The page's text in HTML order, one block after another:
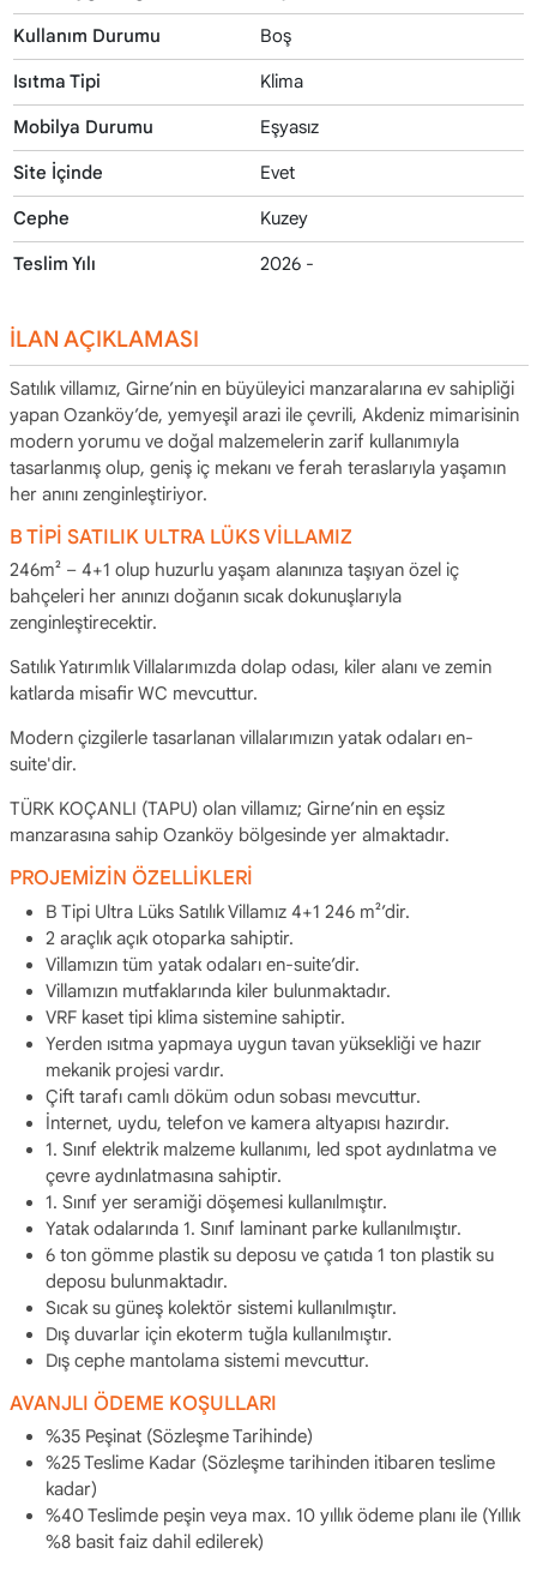
Kullanım Durumu Boş
Isıtma Tipi Klima
Mobilya Durumu Eşyasız
Site İçinde Evet
Cephe Kuzey
Teslim Yılı 2026 -
İLAN AÇIKLAMASI
Satılık villamız, Girne’nin en büyüleyici manzaralarına ev sahipliği
yapan Ozanköy’de, yemyeşil arazi ile çevrili, Akdeniz mimarisinin
modern yorumu ve doğal malzemelerin zarif kullanımıyla
tasarlanmış olup, geniş iç mekanı ve ferah teraslarıyla yaşamın
her anını zenginleştiriyor.
B TİPİ SATILIK ULTRA LÜKS VİLLAMIZ
246m² – 4+1 olup huzurlu yaşam alanınıza taşıyan özel iç
bahçeleri her anınızı doğanın sıcak dokunuşlarıyla
zenginleştirecektir.
Satılık Yatırımlık Villalarımızda dolap odası, kiler alanı ve zemin
katlarda misafir WC mevcuttur.
Modern çizgilerle tasarlanan villalarımızın yatak odaları en-
suite'dir.
TÜRK KOÇANLI (TAPU) olan villamız; Girne’nin en eşsiz
manzarasına sahip Ozanköy bölgesinde yer almaktadır.
PROJEMİZİN ÖZELLİKLERİ
B Tipi Ultra Lüks Satılık Villamız 4+1 246 m²’dir.
2 araçlık açık otoparka sahiptir.
Villamızın tüm yatak odaları en-suite’dir.
Villamızın mutfaklarında kiler bulunmaktadır.
VRF kaset tipi klima sistemine sahiptir.
Yerden ısıtma yapmaya uygun tavan yüksekliği ve hazır
mekanik projesi vardır.
Çift tarafı camlı döküm odun sobası mevcuttur.
İnternet, uydu, telefon ve kamera altyapısı hazırdır.
1. Sınıf elektrik malzeme kullanımı, led spot aydınlatma ve
çevre aydınlatmasına sahiptir.
1. Sınıf yer seramiği döşemesi kullanılmıştır.
Yatak odalarında 1. Sınıf laminant parke kullanılmıştır.
6 ton gömme plastik su deposu ve çatıda 1 ton plastik su
deposu bulunmaktadır.
Sıcak su güneş kolektör sistemi kullanılmıştır.
Dış duvarlar için ekoterm tuğla kullanılmıştır.
Dış cephe mantolama sistemi mevcuttur.
AVANJLI ÖDEME KOŞULLARI
%35 Peşinat (Sözleşme Tarihinde)
%25 Teslime Kadar (Sözleşme tarihinden itibaren teslime
kadar)
%40 Teslimde peşin veya max. 10 yıllık ödeme planı ile (Yıllık
%8 basit faiz dahil edilerek)